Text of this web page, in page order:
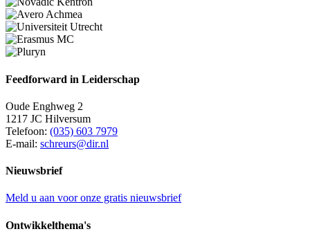
Feedforward in Leiderschap
Oude Enghweg 2
1217 JC Hilversum
Telefoon: (035) 603 7979
E-mail: schreurs@dir.nl
Nieuwsbrief
Meld u aan voor onze gratis nieuwsbrief
Ontwikkelthema's